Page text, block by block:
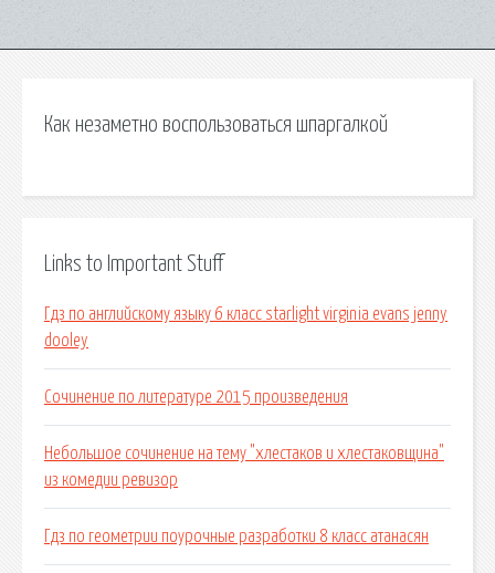
Как незаметно воспользоваться шпаргалкой
Links to Important Stuff
Гдз по английскому языку 6 класс starlight virginia evans jenny
dooley
Сочинение по литературе 2015 произведения
Небольшое сочинение на тему "хлестаков и хлестаковщина"
из комедии ревизор
Гдз по геометрии поурочные разработки 8 класс атанасян